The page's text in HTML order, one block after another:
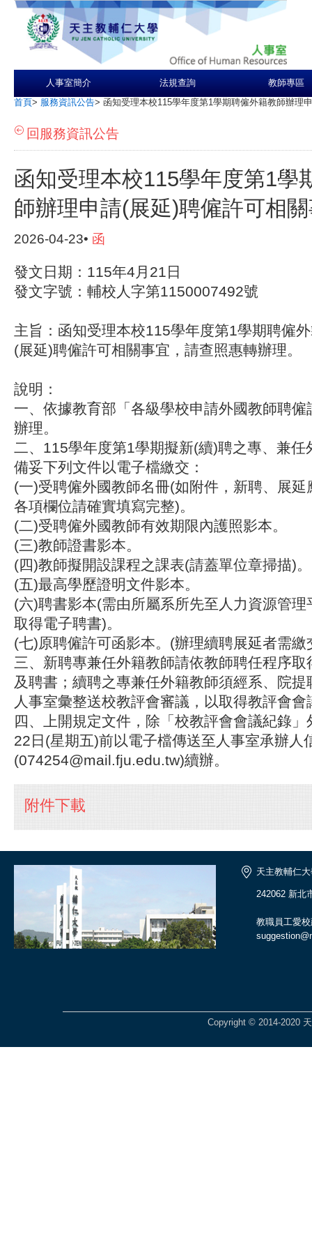
人事室簡介 法規查詢 教師專區
首頁> 服務資訊公告> 函知受理本校115學年度第1學期聘僱外籍教師辦理
回服務資訊公告
函知受理本校115學年度第1學
師辦理申請(展延)聘僱許可相
2026-04-23• 函
發文日期：115年4月21日
發文字號：輔校人字第1150007492號
主旨：函知受理本校115學年度第1學期聘僱
(展延)聘僱許可相關事宜，請查照惠轉辦理。
說明：
一、依據教育部「各級學校申請外國教師聘
辦理。
二、115學年度第1學期擬新(續)聘之專、兼任
備妥下列文件以電子檔繳交：
(一)受聘僱外國教師名冊(如附件，新聘、展
各項欄位請確實填寫完整)。
(二)受聘僱外國教師有效期限內護照影本。
(三)教師證書影本。
(四)教師擬開設課程之課表(請蓋單位章掃描)。
(五)最高學歷證明文件影本。
(六)聘書影本(需由所屬系所先至人力資源管
取得電子聘書)。
(七)原聘僱許可函影本。(辦理續聘展延者需繳
三、新聘專兼任外籍教師請依教師聘任程序
及聘書；續聘之專兼任外籍教師須經系、院
人事室彙整送校教評會審議，以取得教評會會
四、上開規定文件，除「校教評會會議紀錄
22日(星期五)前以電子檔傳送至人事室承辦人
(074254@mail.fju.edu.tw)續辦。
附件下載
天主教輔仁
242062 新北
教職員工愛
Copyright © 2014-2020